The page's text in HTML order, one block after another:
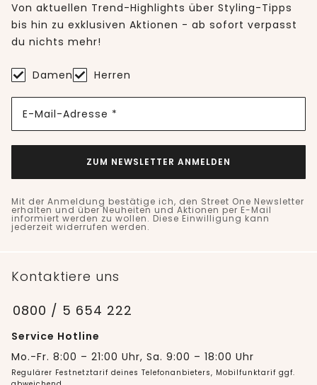
Von aktuellen Trend-Highlights über Styling-Tipps
bis hin zu exklusiven Aktionen - ab sofort verpasst
du nichts mehr!
Damen Herren
E-Mail-Adresse *
ZUM NEWSLETTER ANMELDEN
Mit der Anmeldung bestätige ich, den Street One Newsletter
erhalten und über Neuheiten und Aktionen per E-Mail
informiert werden zu wollen. Diese Einwilligung kann
jederzeit widerrufen werden.
Kontaktiere uns
0800 / 5 654 222
Service Hotline
Mo.-Fr. 8:00 – 21:00 Uhr, Sa. 9:00 – 18:00 Uhr
Regulärer Festnetztarif deines Telefonanbieters, Mobilfunktarif ggf.